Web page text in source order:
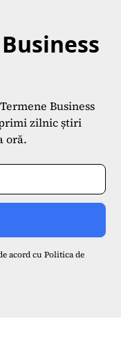
Business
zilnic știri
oră.
acord cu Politica de